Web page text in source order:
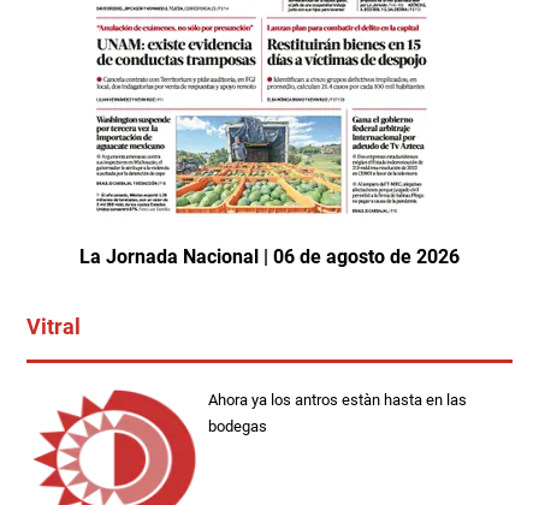
La Jornada Nacional | 06 de agosto de 2026
Vitral
Ahora ya los antros estàn hasta en las
bodegas